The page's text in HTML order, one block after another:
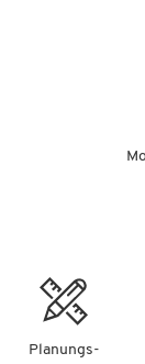
Planungs-